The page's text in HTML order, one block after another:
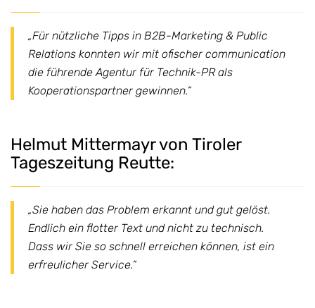
„Für nützliche Tipps in B2B-Marketing & Public
Relations konnten wir mit ofischer communication
die führende Agentur für Technik-PR als
Kooperationspartner gewinnen.“
Helmut Mittermayr von Tiroler
Tageszeitung Reutte:
„Sie haben das Problem erkannt und gut gelöst.
Endlich ein flotter Text und nicht zu technisch.
Dass wir Sie so schnell erreichen können, ist ein
erfreulicher Service.“